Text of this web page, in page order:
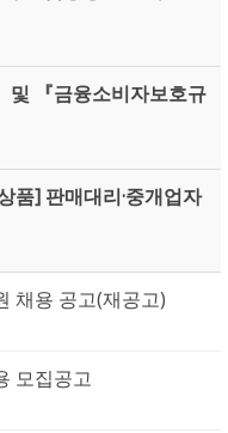
및 『금융소비자보호규
품] 판매대리·중개업자
채용 공고(재공고)
모집공고